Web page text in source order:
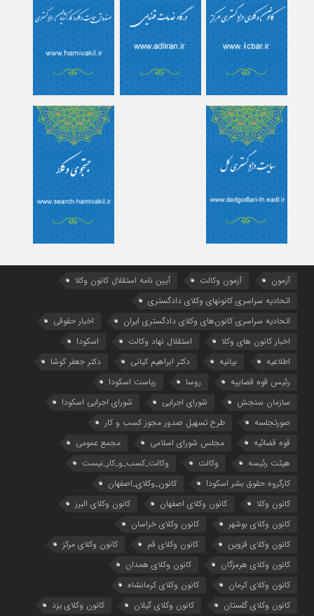
آزمون آزمون وکالت
آیین ‌نامه استقلال کانون وکلا
اتحادیه سراسری کانونهای وکلای دادگستری
اتحادیه سراسری کانون‌های وکلای دادگستری ایران
اخبار حقوقی
اخبار کانون های وکلا
استقلال نهاد وکالت
اسکودا
اطلاعیه
بیانیه دکتر ابراهیم کیانی
دکتر جعفر کوشا
رئیس قوه قضاییه
روسا
ریاست اسکودا
سازمان سنجش
شورای اجرایی
شورای اجرایی اسکودا
صورتجلسه
طرح تسهیل صدور مجوز کسب و کار
قوه قضائیه
مجلس شورای اسلامی
مجمع عمومی
هیئت رئیسه
وکالت
وکالت_کسب_و_کار_نیست
کارگروه حقوق بشر اسکودا
کانون_وکلای_اصفهان
کانون وکلا
کانون وکلای اصفهان
کانون وکلای البرز
کانون وکلای بوشهر
کانون وکلای خراسان
کانون وکلای قزوین
کانون وکلای قم
کانون وکلای مرکز
کانون وکلای هرمزگان
کانون وکلای همدان
کانون وکلای کرمان
کانون وکلای کرمانشاه
کانون وکلای گلستان
کانون وکلای گیلان کانون وکلای یزد